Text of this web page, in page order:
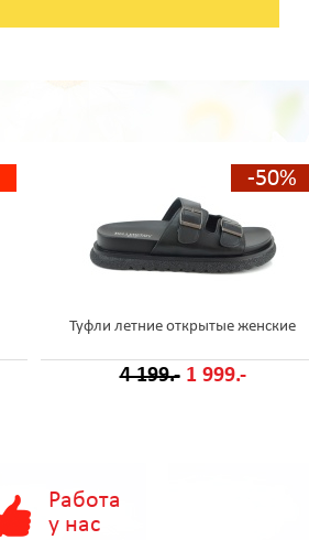
-50%
Туфли летние открытые женские
4 199.- 1 999.-
Работа
у нас